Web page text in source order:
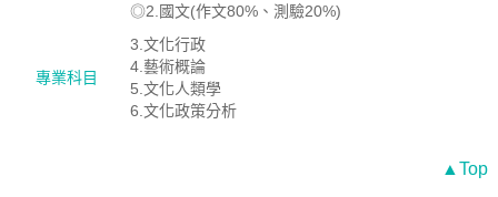
◎2.國文(作文80%、測驗20%)
專業科目
3.文化行政
4.藝術概論
5.文化人類學
6.文化政策分析
▲Top